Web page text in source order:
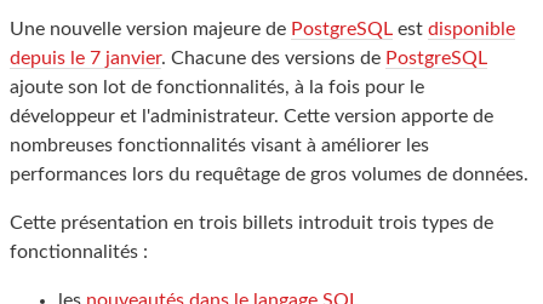
Une nouvelle version majeure de PostgreSQL est disponible
depuis le 7 janvier. Chacune des versions de PostgreSQL
ajoute son lot de fonctionnalités, à la fois pour le
développeur et l'administrateur. Cette version apporte de
nombreuses fonctionnalités visant à améliorer les
performances lors du requêtage de gros volumes de données.
Cette présentation en trois billets introduit trois types de
fonctionnalités :